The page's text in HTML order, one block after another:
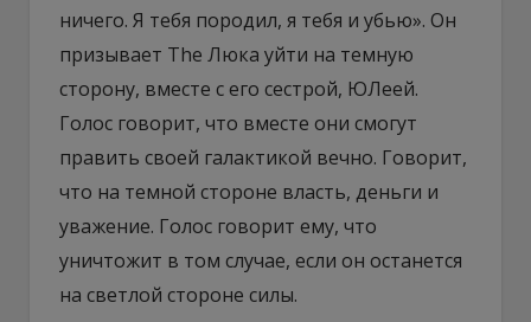
ничего. Я тебя породил, я тебя и убью». Он
призывает The Люка уйти на темную
сторону, вместе с его сестрой, ЮЛеей.
Голос говорит, что вместе они смогут
править своей галактикой вечно. Говорит,
что на темной стороне власть, деньги и
уважение. Голос говорит ему, что
уничтожит в том случае, если он останется
на светлой стороне силы.